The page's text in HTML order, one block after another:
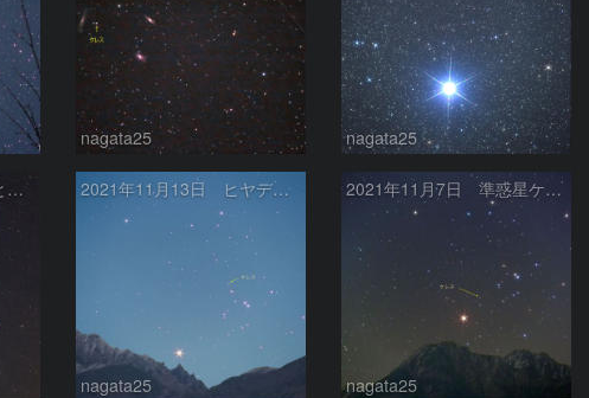
nagata25 nagata25
2021年11月13日 金星といて座λ星カウスボレアリスの接近 2021年11月13日 ヒヤデス星団と準惑星ケレス
nagata25
2021年11月7日 準惑星ケレス
nagata25